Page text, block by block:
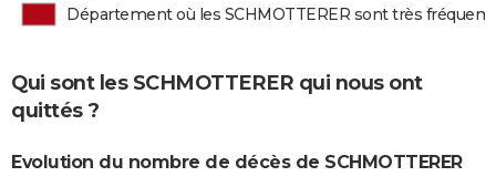
Département où les SCHMOTTERER sont très
Qui sont les SCHMOTTERER qui nous ont
quittés ?
Evolution du nombre de décès de SCHMOTTERER